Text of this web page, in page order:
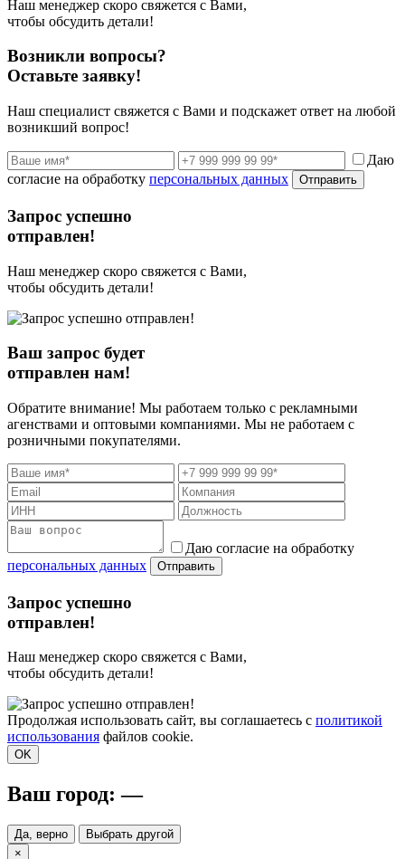
Наш менеджер скоро свяжется с Вами,
чтобы обсудить детали!
Возникли вопросы?
Оставьте заявку!
Наш специалист свяжется с Вами и подскажет ответ на любой
возникший вопрос!
Даю
согласие на обработку персональных данных Отправить
Запрос успешно
отправлен!
Наш менеджер скоро свяжется с Вами,
чтобы обсудить детали!
Ваш запрос будет
отправлен нам!
Обратите внимание! Мы работаем только с рекламными
агенствами и оптовыми компаниями. Мы не работаем с
розничными покупателями.
Даю согласие на обработку
персональных данных
Отправить
Запрос успешно
отправлен!
Наш менеджер скоро свяжется с Вами,
чтобы обсудить детали!
Продолжая использовать сайт, вы соглашаетесь с политикой
использования файлов cookie.
OK
Ваш город:—
Да, верно
Выбрать другой
×